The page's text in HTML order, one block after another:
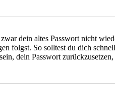
dein altes Passwort nicht
folgst. So solltest du dich
dein Passwort